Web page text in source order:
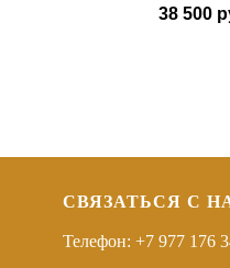
38 500
СВЯЗАТЬСЯ С
Телефон: +7 977 176